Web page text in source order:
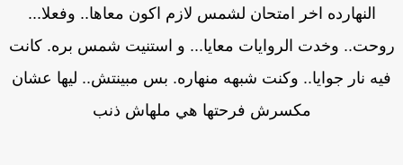
النهارده اخر امتحان لشمس لازم اكون معاها.. وفعلا...
وخدت الروايات معايا... و استنيت شمس بره. كانت
نار جوايا.. وكنت شبهه منهاره. بس مبينتش.. ليها عشان
مكسرش فرحتها هي ملهاش ذنب